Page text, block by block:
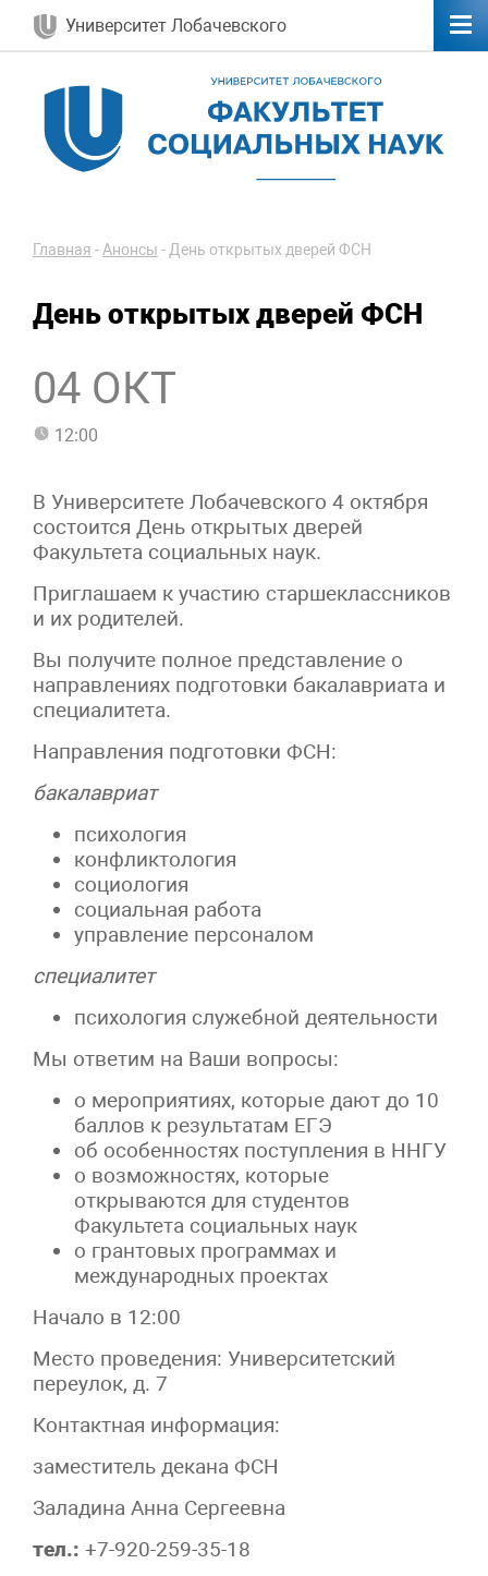
Университет Лобачевского
Главная -Анонсы -День открытых дверей ФСН
День открытых дверей ФСН
04 ОКТ
12:00
В Университете Лобачевского 4 октября
состоится День открытых дверей
Факультета социальных наук.
Приглашаем к участию старшеклассников
и их родителей.
Вы получите полное представление о
направлениях подготовки бакалавриата и
специалитета.
Направления подготовки ФСН:
бакалавриат
психология
конфликтология
социология
социальная работа
управление персоналом
специалитет
психология служебной деятельности
Мы ответим на Ваши вопросы:
о мероприятиях, которые дают до 10
баллов к результатам ЕГЭ
об особенностях поступления в ННГУ
о возможностях, которые
открываются для студентов
Факультета социальных наук
о грантовых программах и
международных проектах
Начало в 12:00
Место проведения: Университетский
переулок, д. 7
Контактная информация:
заместитель декана ФСН
Заладина Анна Сергеевна
тел.: +7-920-259-35-18